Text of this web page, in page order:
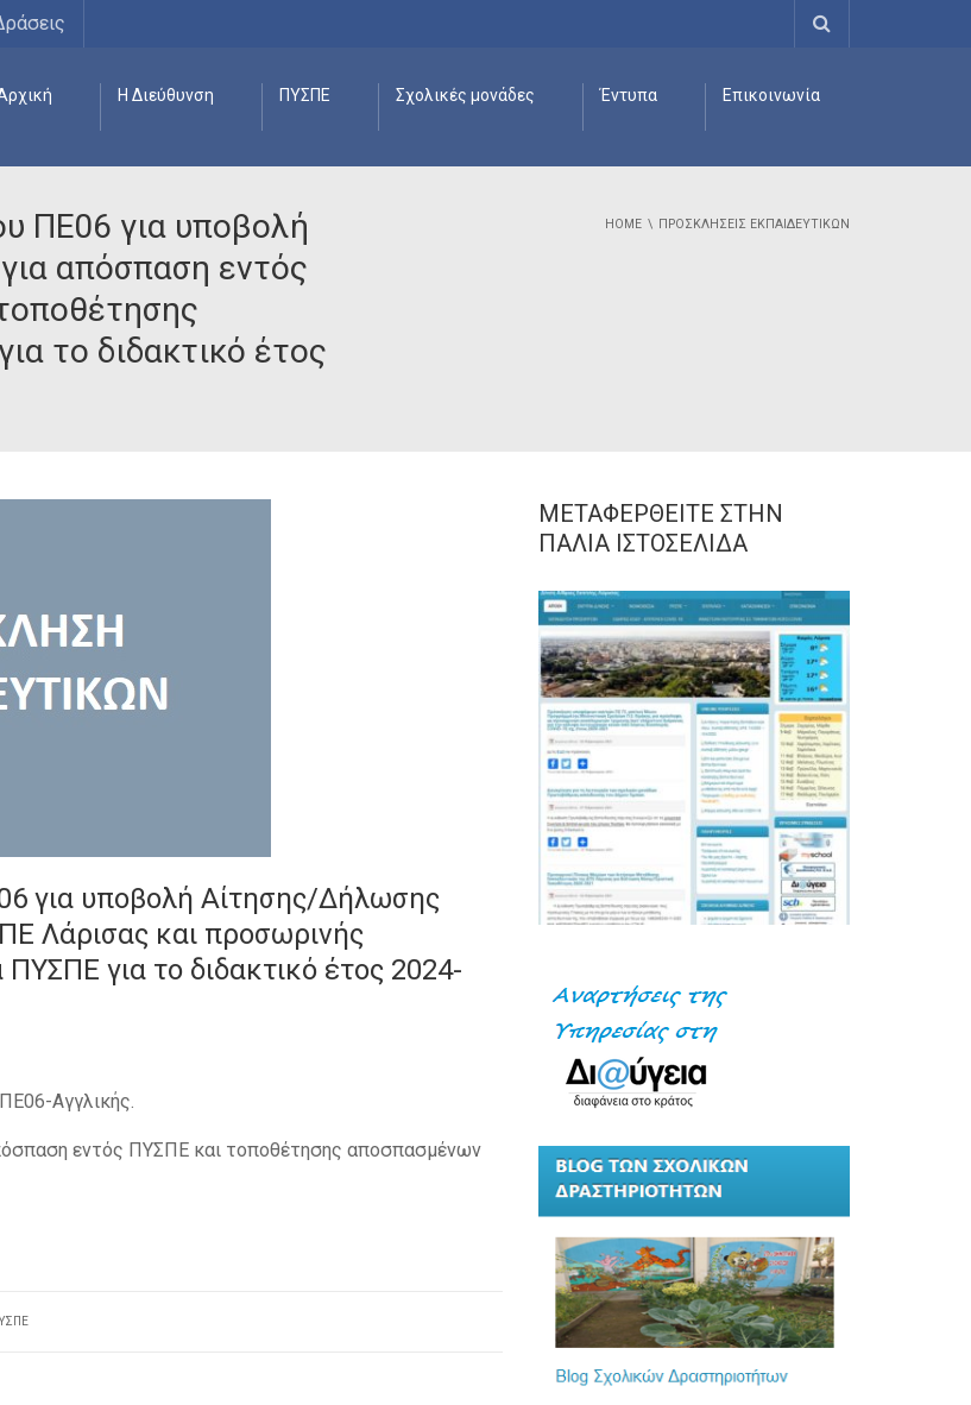
Η Διεύθυνση ΠΥΣΠΕ Σχολικές μονάδες Έντυπα Επικοινωνία
ΠΕ06 για υποβολή
απόσπαση εντός
το διδακτικό έτος
HOME ΠΡΟΣΚΛΗΣΕΙΣ ΕΚΠΑΙΔΕΥΤΙΚΏΝ
για υποβολή Αίτησης/Δήλωσης
Λάρισας και προσωρινής
για το διδακτικό έτος 2024-
Αγγλικής.
εντός ΠΥΣΠΕ και τοποθέτησης αποσπασμένων
ΜΕΤΑΦΕΡΘΕΊΤΕ ΣΤΗΝ
ΠΑΛΙΆ ΙΣΤΟΣΕΛΊΔΑ